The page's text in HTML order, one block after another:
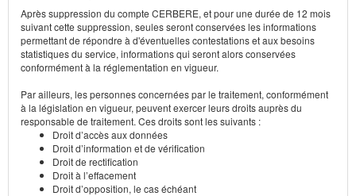
Après suppression du compte CERBERE, et pour une durée de 12 mois
suivant cette suppression, seules seront conservées les informations
permettant de répondre à d'éventuelles contestations et aux besoins
statistiques du service, informations qui seront alors conservées
conformément à la réglementation en vigueur.
Par ailleurs, les personnes concernées par le traitement, conformément
à la législation en vigueur, peuvent exercer leurs droits auprès du
responsable de traitement. Ces droits sont les suivants :
Droit d’accès aux données
Droit d’information et de vérification
Droit de rectification
Droit à l’effacement
Droit d’opposition, le cas échéant